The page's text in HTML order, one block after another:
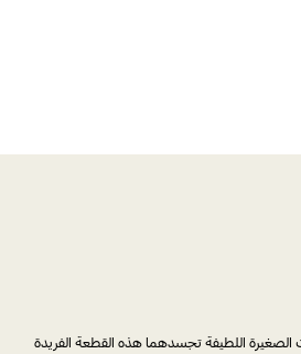
اللطيفة تجسدهما هذه القطعة الفريدة